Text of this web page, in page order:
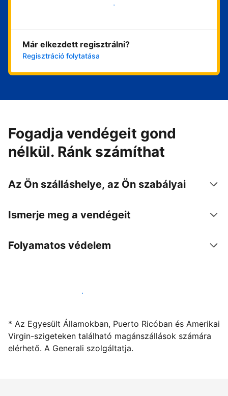
Vágjon bele most
Már elkezdett regisztrálni?
Regisztráció folytatása
Fogadja vendégeit gond
nélkül. Ránk számíthat
Az Ön szálláshelye, az Ön szabályai
Ismerje meg a vendégeit
Folyamatos védelem
Kínáljon szállást a segítségünkkel
* Az Egyesült Államokban, Puerto Ricóban és Amerikai
Virgin-szigeteken található magánszállások számára
elérhető. A Generali szolgáltatja.